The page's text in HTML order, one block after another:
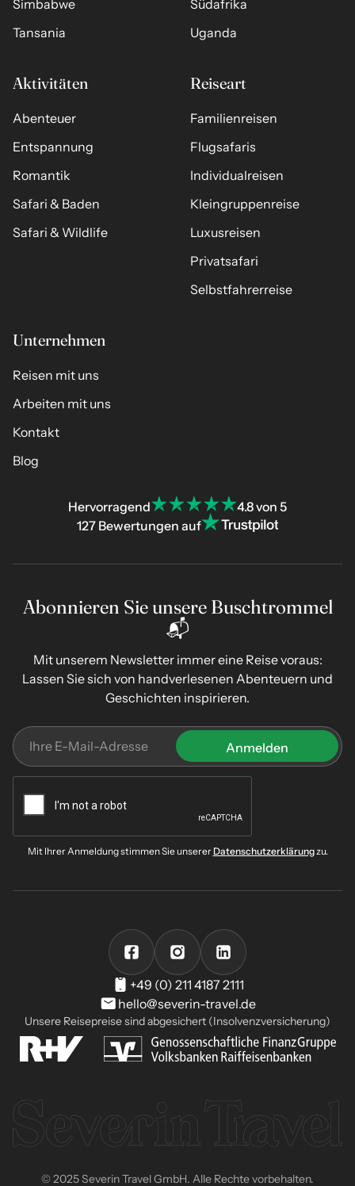
Simbabwe
Südafrika
Tansania
Uganda
Aktivitäten
Abenteuer
Entspannung
Romantik
Safari & Baden
Safari & Wildlife
Reiseart
Familienreisen
Flugsafaris
Individualreisen
Kleingruppenreise
Luxusreisen
Privatsafari
Selbstfahrerreise
Unternehmen
Reisen mit uns
Arbeiten mit uns
Kontakt
Blog
Hervorragend
4.8 von 5
127 Bewertungen auf
Abonnieren Sie unsere Buschtrommel
📬
Mit unserem Newsletter immer eine Reise voraus:
Lassen Sie sich von handverlesenen Abenteuern und
Geschichten inspirieren.
Mit Ihrer Anmeldung stimmen Sie unsererDatenschutzerklärungzu.
+49 (0) 211 4187 2111
hello@severin-travel.de
Unsere Reisepreise sind abgesichert (Insolvenzversicherung)
© 2025 Severin Travel GmbH. Alle Rechte vorbehalten.